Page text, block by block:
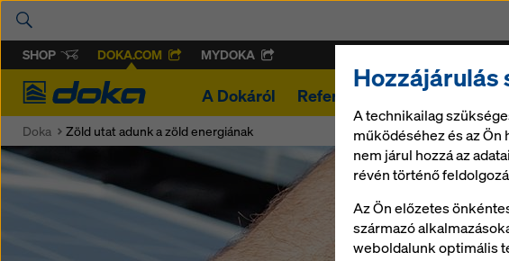
SHOP DOKA.COM MYDOKA
Doka
A Dokáról Referenciák Zsalu és
Doka Zöld utat adunk a zöld energiának
Hozzájárulás
A technikailag
működéséhez és az
nem járul hozzá az
révén történő
Az Ön előzetes
származó
weboldalunk optimális